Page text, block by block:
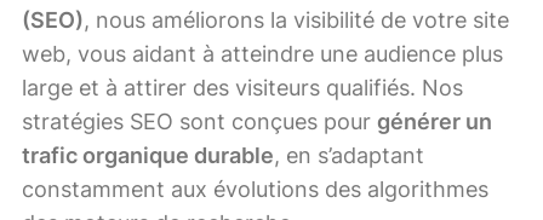
(SEO), nous améliorons la visibilité de votre site
web, vous aidant à atteindre une audience plus
large et à attirer des visiteurs qualifiés. Nos
stratégies SEO sont conçues pour générer un
trafic organique durable, en s’adaptant
constamment aux évolutions des algorithmes